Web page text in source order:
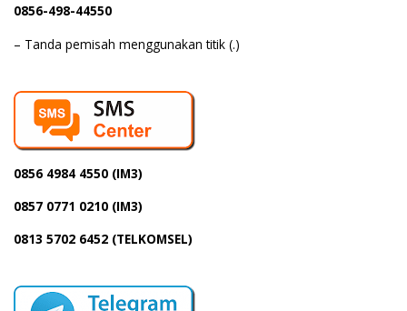
0856-498-44550
– Tanda pemisah menggunakan titik (.)
0856 4984 4550 (IM3)
0857 0771 0210 (IM3)
0813 5702 6452 (TELKOMSEL)